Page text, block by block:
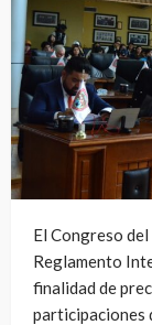
El Congreso
Reglamento
finalidad de
participaciones